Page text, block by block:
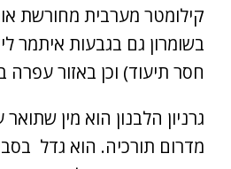
קילומטר מערבית מחורשת
חסר תיעוד) וכן באזור
מדרום תורכיה. הוא גדל